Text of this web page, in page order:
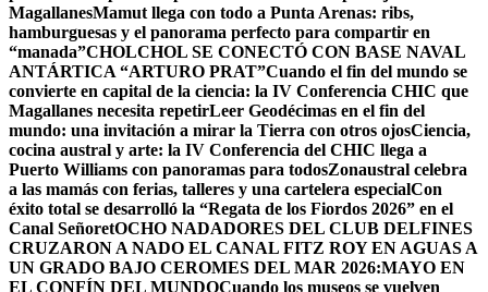
MagallanesMamut llega con todo a Punta Arenas: ribs,
hamburguesas y el panorama perfecto para compartir en
“manada”CHOLCHOL SE CONECTÓ CON BASE NAVAL
ANTÁRTICA “ARTURO PRAT”Cuando el fin del mundo se
convierte en capital de la ciencia: la IV Conferencia CHIC que
Magallanes necesita repetirLeer Geodécimas en el fin del
mundo: una invitación a mirar la Tierra con otros ojosCiencia,
cocina austral y arte: la IV Conferencia del CHIC llega a
Puerto Williams con panoramas para todosZonaustral celebra
a las mamás con ferias, talleres y una cartelera especialCon
éxito total se desarrolló la “Regata de los Fiordos 2026” en el
Canal SeñoretOCHO NADADORES DEL CLUB DELFINES
CRUZARON A NADO EL CANAL FITZ ROY EN AGUAS A
UN GRADO BAJO CEROMES DEL MAR 2026:MAYO EN
EL CONFÍN DEL MUNDOCuando los museos se vuelven